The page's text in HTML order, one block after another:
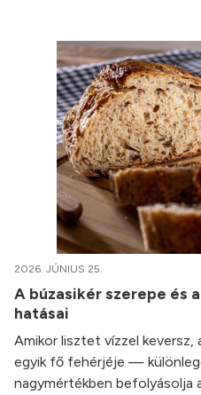
2026. JÚNIUS 25.
A búzasikér szerepe és
hatásai
Amikor lisztet vízzel
egyik fő fehérjéje —
nagymértékben befolyásolja